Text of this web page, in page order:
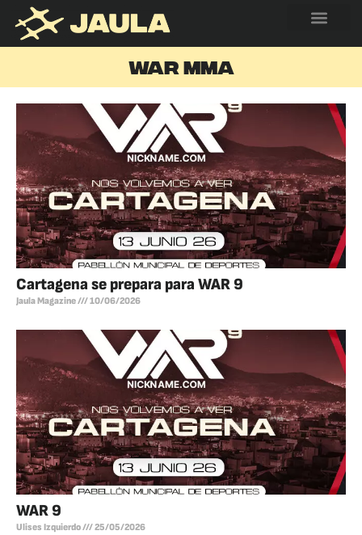
WAR MMA
Cartagena se prepara para WAR 9
Jaula Magazine 10/06/2026
WAR 9
Ulises Izquierdo 25/05/2026